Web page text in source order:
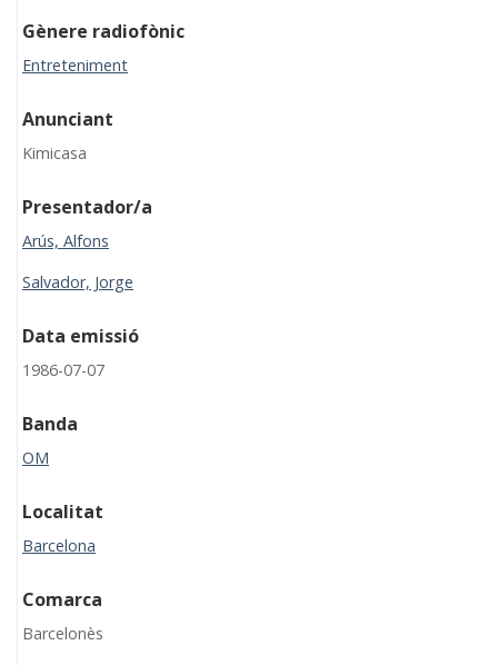
Gènere radiofònic
Entreteniment
Anunciant
Kimicasa
Presentador/a
Arús, Alfons
Salvador, Jorge
Data emissió
1986-07-07
Banda
OM
Localitat
Barcelona
Comarca
Barcelonès